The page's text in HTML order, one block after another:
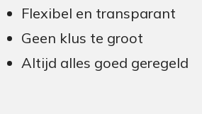
Flexibel en transparant
Geen klus te groot
Altijd alles goed geregeld